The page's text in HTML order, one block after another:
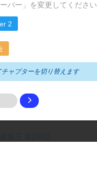
バー」を変更してください
2
ャプターを切り替えます